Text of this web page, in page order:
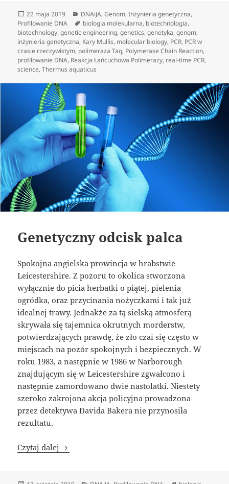
Data
publikacji
22 maja 2019 Kategorie
DNAiJA,Genom,Inżynieria genetyczna,
Profilowanie DNA
Tagi
biologia molekularna, biotechnologia,
biotechnology,genetic engineering,genetics,genetyka,genom,
inżynieria genetyczna, Kary Mullis, molecular biology, PCR, PCR w
czasie rzeczywistym, polimeraza Taq, Polymerase Chain Reaction,
profilowanie DNA, Reakcja Łańcuchowa Polimerazy, real-time PCR,
science,Thermus aquaticus
Genetyczny odcisk palca
Spokojna angielska prowincja w hrabstwie
Leicestershire. Z pozoru to okolica stworzona
wyłącznie do picia herbatki o piątej, pielenia
ogródka, oraz przycinania nożyczkami i tak już
idealnej trawy. Jednakże za tą sielską atmosferą
skrywała się tajemnica okrutnych morderstw,
potwierdzających prawdę, że zło czai się często w
miejscach na pozór spokojnych i bezpiecznych. W
roku 1983, a następnie w 1986 w Narborough
znajdującym się w Leicestershire zgwałcono i
następnie zamordowano dwie nastolatki. Niestety
szeroko zakrojona akcja policyjna prowadzona
przez detektywa Davida Bakera nie przynosiła
rezultatu.
Czytaj dalej Genetyczny odcisk palca